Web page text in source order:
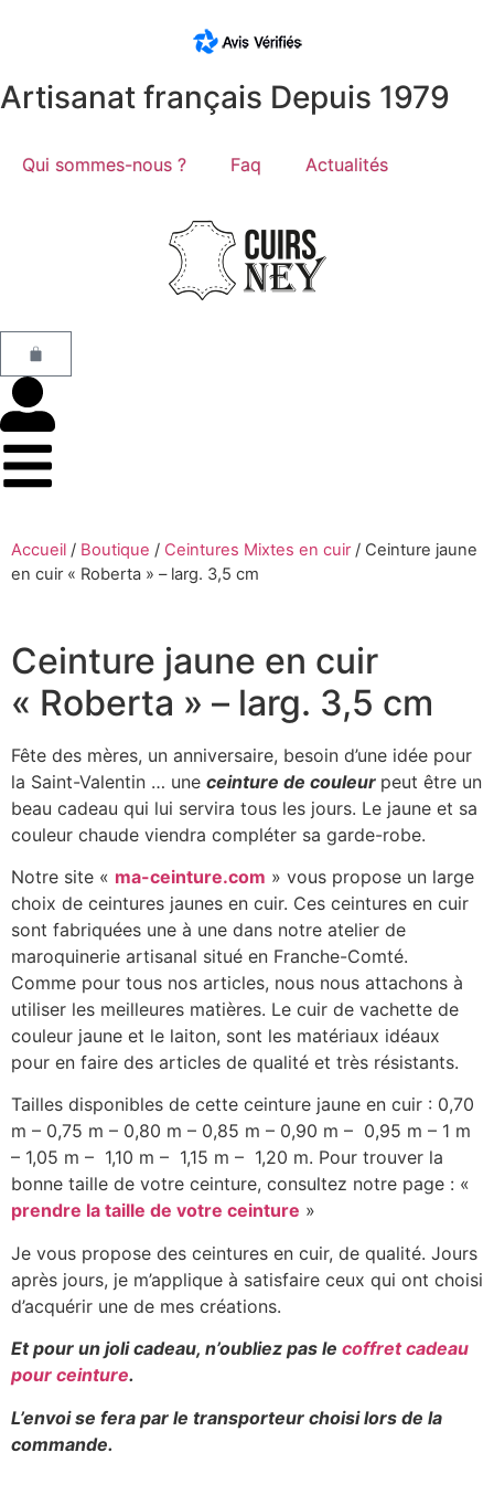
Artisanat français Depuis 1979
Qui sommes-nous ? Faq Actualités
Accueil / Boutique / Ceintures Mixtes en cuir/ Ceinture jaune
en cuir « Roberta » – larg. 3,5 cm
Ceinture jaune en cuir
« Roberta » – larg. 3,5 cm
Fête des mères, un anniversaire, besoin d’une idée pour
la Saint-Valentin … une ceinture de couleur peut être un
beau cadeau qui lui servira tous les jours. Le jaune et sa
couleur chaude viendra compléter sa garde-robe.
Notre site « ma-ceinture.com » vous propose un large
choix de ceintures jaunes en cuir. Ces ceintures en cuir
sont fabriquées une à une dans notre atelier de
maroquinerie artisanal situé en Franche-Comté.
Comme pour tous nos articles, nous nous attachons à
utiliser les meilleures matières. Le cuir de vachette de
couleur jaune et le laiton, sont les matériaux idéaux
pour en faire des articles de qualité et très résistants.
Tailles disponibles de cette ceinture jaune en cuir : 0,70
m – 0,75 m – 0,80 m – 0,85 m – 0,90 m – 0,95 m – 1 m
– 1,05 m – 1,10 m – 1,15 m – 1,20 m. Pour trouver la
bonne taille de votre ceinture, consultez notre page : «
prendre la taille de votre ceinture »
Je vous propose des ceintures en cuir, de qualité. Jours
après jours, je m’applique à satisfaire ceux qui ont choisi
d’acquérir une de mes créations.
Et pour un joli cadeau, n’oubliez pas le coffret cadeau
pour ceinture.
L’envoi se fera par le transporteur choisi lors de la
commande.